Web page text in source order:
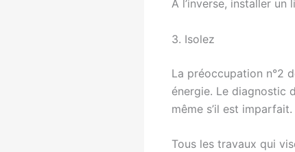
A l’inverse, installer
3. Isolez
La préoccupation n°2
énergie. Le diagnostic
même s’il est imparfait.
Tous les travaux qui